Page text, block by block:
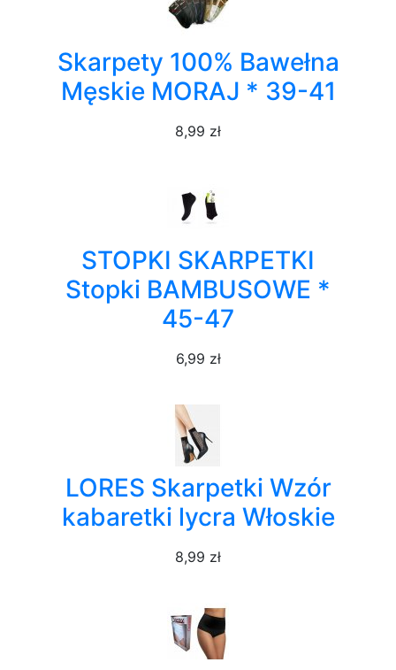
Skarpety 100% Bawełna
Męskie MORAJ * 39-41
8,99 zł
STOPKI SKARPETKI
Stopki BAMBUSOWE *
45-47
6,99 zł
LORES Skarpetki Wzór
kabaretki lycra Włoskie
8,99 zł